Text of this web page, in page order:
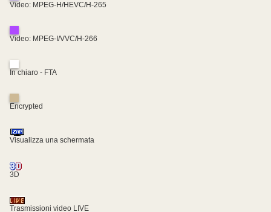
Video: MPEG-H/HEVC/H-265
Video: MPEG-I/VVC/H-266
In chiaro - FTA
Encrypted
Visualizza una schermata
3D
Trasmissioni video LIVE